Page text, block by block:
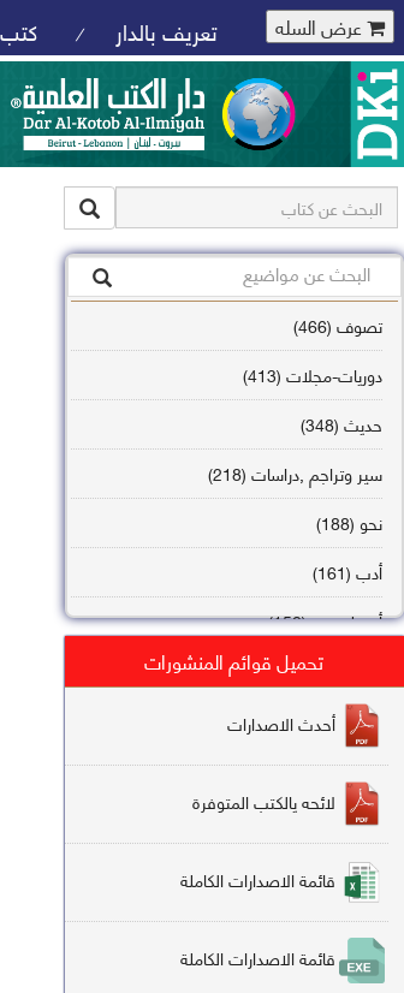
عرض السله تعريف بالدار /
تصوف (466)
دوريات-مجلات (413)
حديث (348)
سير وتراجم ,دراسات (218)
نحو (188)
أدب (161)
أصول فقه (158)
تاريخ (138)
فقه شافعي (132)
فقه حنفي (113)
فقه مالكي (112)
تفسير قرآن (106)
علم كلام (96)
تحميل قوائم المنشورات
أحدث الاصدارات
لائحه يالكتب المتوفرة
قائمة الاصدارات الكاملة
قائمة الاصدارات الكاملة